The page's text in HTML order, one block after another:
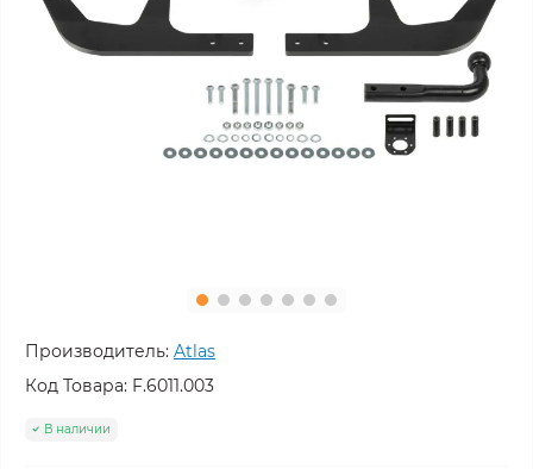
Производитель: Atlas
Код Товара: F.6011.003
В наличии